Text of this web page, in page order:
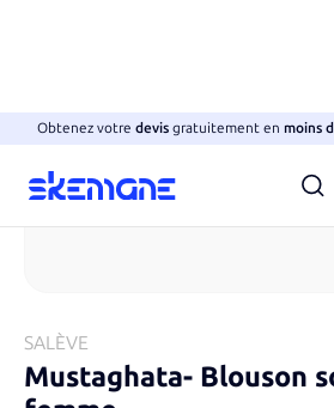
Obtenez votre devisgratuitement enmoins
SALÈVE
Mustaghata​- Blouson